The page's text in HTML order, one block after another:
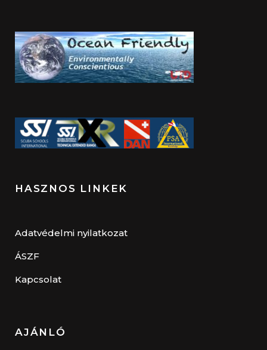
HASZNOS LINKEK
Adatvédelmi nyilatkozat
ÁSZF
Kapcsolat
AJÁNLÓ